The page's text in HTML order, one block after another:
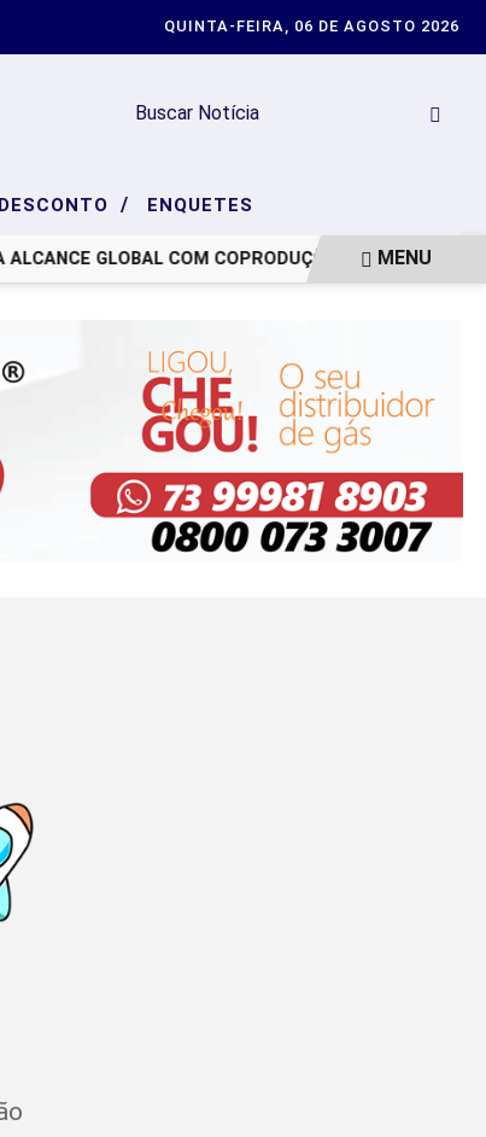
QUINTA-FEIRA, 06 DE AGOSTO 2026
/ ENQUETES
GLOBAL COM COPRODUÇÕES CONVENÇÃO
MENU